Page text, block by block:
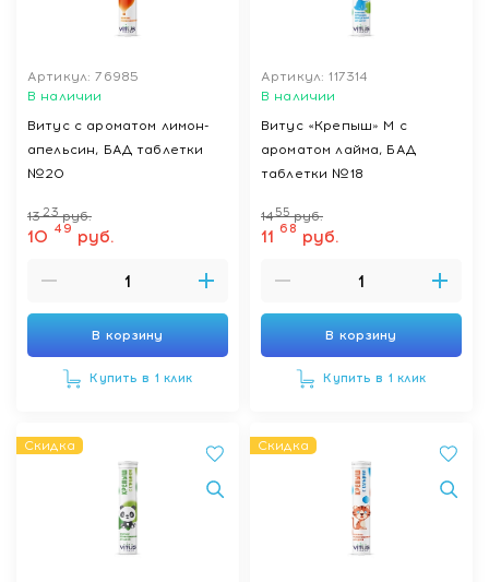
Артикул: 76985
В наличии
Витус с ароматом лимон-
апельсин, БАД таблетки
№20
1323 руб.
10 49 руб.
В корзину
Купить в 1 клик
Артикул: 117314
В наличии
Витус «Крепыш» М с
ароматом лайма, БАД
таблетки №18
1455 руб.
11 68 руб.
В корзину
Купить в 1 клик
Скидка Скидка